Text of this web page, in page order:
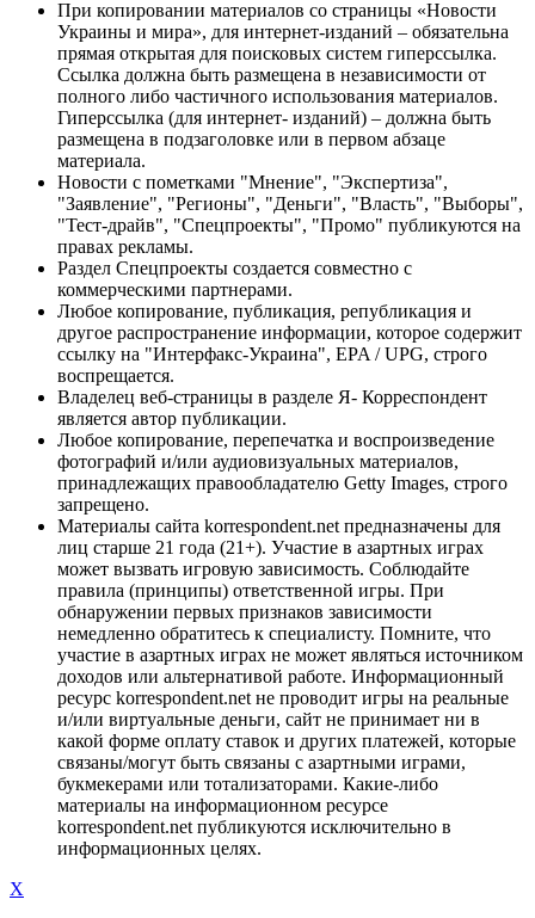
При копировании материалов со страницы «Новости
Украины и мира», для интернет-изданий – обязательна
прямая открытая для поисковых систем гиперссылка.
Ссылка должна быть размещена в независимости от
полного либо частичного использования материалов.
Гиперссылка (для интернет- изданий) – должна быть
размещена в подзаголовке или в первом абзаце
материала.
Новости с пометками "Мнение", "Экспертиза",
"Заявление", "Регионы", "Деньги", "Власть", "Выборы",
"Тест-драйв", "Спецпроекты", "Промо" публикуются на
правах рекламы.
Раздел Спецпроекты создается совместно с
коммерческими партнерами.
Любое копирование, публикация, републикация и
другое распространение информации, которое содержит
ссылку на "Интерфакс-Украина", EPA / UPG, строго
воспрещается.
Владелец веб-страницы в разделе Я- Корреспондент
является автор публикации.
Любое копирование, перепечатка и воспроизведение
фотографий и/или аудиовизуальных материалов,
принадлежащих правообладателю Getty Images, строго
запрещено.
Материалы сайта korrespondent.net предназначены для
лиц старше 21 года (21+). Участие в азартных играх
может вызвать игровую зависимость. Соблюдайте
правила (принципы) ответственной игры. При
обнаружении первых признаков зависимости
немедленно обратитесь к специалисту. Помните, что
участие в азартных играх не может являться источником
доходов или альтернативой работе. Информационный
ресурс korrespondent.net не проводит игры на реальные
и/или виртуальные деньги, сайт не принимает ни в
какой форме оплату ставок и других платежей, которые
связаны/могут быть связаны с азартными играми,
букмекерами или тотализаторами. Какие-либо
материалы на информационном ресурсе
korrespondent.net публикуются исключительно в
информационных целях.
X